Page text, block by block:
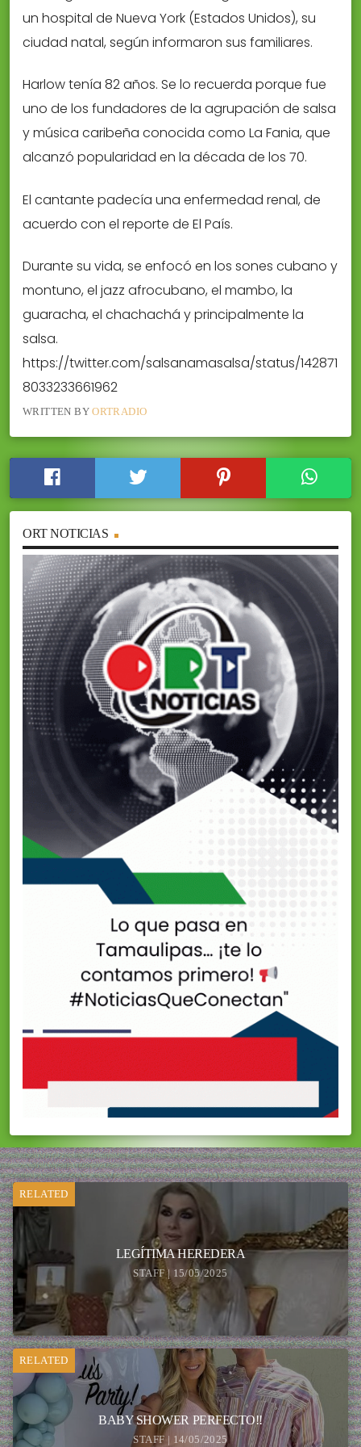
un hospital de Nueva York (Estados Unidos), su
ciudad natal, según informaron sus familiares.
Harlow tenía 82 años. Se lo recuerda porque fue
uno de los fundadores de la agrupación de salsa
y música caribeña conocida como La Fania, que
alcanzó popularidad en la década de los 70.
El cantante padecía una enfermedad renal, de
acuerdo con el reporte de El País.
Durante su vida, se enfocó en los sones cubano y
montuno, el jazz afrocubano, el mambo, la
guaracha, el chachachá y principalmente la
salsa.
https://twitter.com/salsanamasalsa/status/142871
8033233661962
WRITTEN BYORTRADIO
ORT NOTICIAS
RELATED
LEGÍTIMA HEREDERA
STAFF | 15/05/2025
RELATED
BABY SHOWER PERFECTO!!
STAFF | 14/05/2025